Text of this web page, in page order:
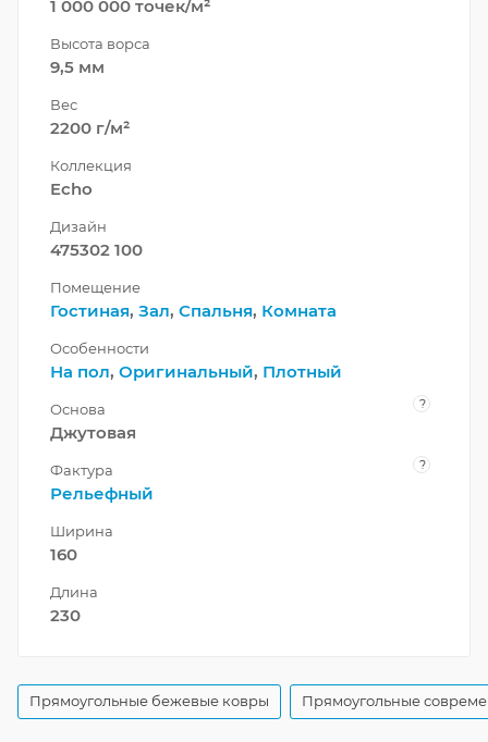
1 000 000 точек/м²
Высота ворса
9,5 мм
Вес
2200 г/м²
Коллекция
Echo
Дизайн
475302 100
Помещение
Гостиная, Зал, Спальня, Комната
Особенности
На пол, Оригинальный, Плотный
Основа ?
Джутовая
Фактура ?
Рельефный
Ширина
160
Длина
230
Прямоугольные бежевые ковры Прямоугольные